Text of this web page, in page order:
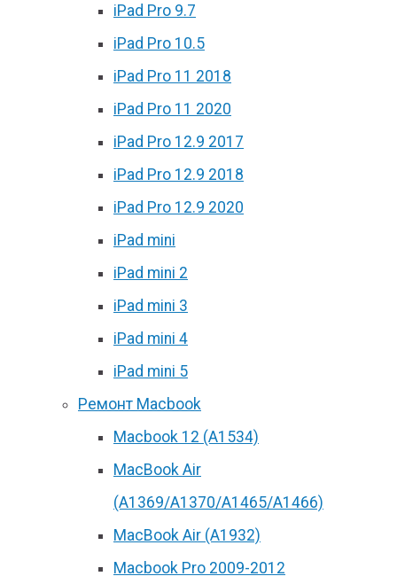
iPad Pro 9.7
iPad Pro 10.5
iPad Pro 11 2018
iPad Pro 11 2020
iPad Pro 12.9 2017
iPad Pro 12.9 2018
iPad Pro 12.9 2020
iPad mini
iPad mini 2
iPad mini 3
iPad mini 4
iPad mini 5
Ремонт Macbook
Macbook 12 (А1534)
MacBook Air
(A1369/A1370/A1465/A1466)
MacBook Air (A1932)
Macbook Pro 2009-2012